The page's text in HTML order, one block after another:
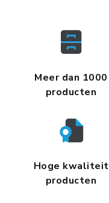
Meer dan 1000
producten
Hoge kwaliteit
producten